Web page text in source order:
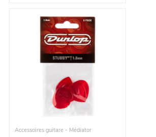
Accessoires guitare - Médiator